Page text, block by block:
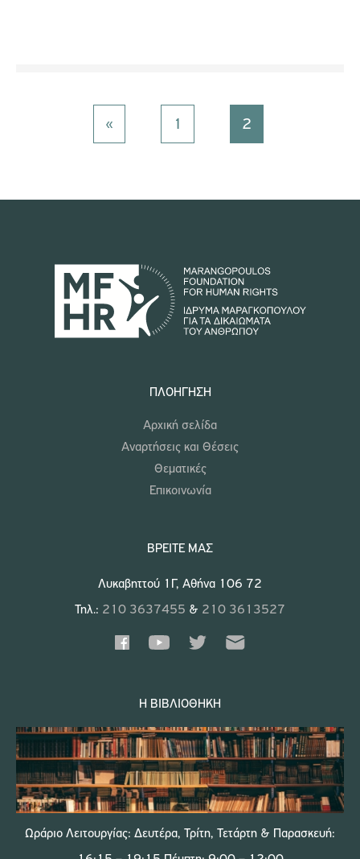
« 1 2
ΠΛΟΉΓΗΣΗ
Αρχική σελίδα
Αναρτήσεις και Θέσεις
Θεματικές
Επικοινωνία
ΒΡΕΊΤΕ ΜΑΣ
Λυκαβηττού 1Γ, Αθήνα 106 72
Τηλ.: 210 3637455 & 210 3613527
Η ΒΙΒΛΙΟΘΉΚΗ
Ωράριο Λειτουργίας: Δευτέρα, Τρίτη, Τετάρτη & Παρασκευή: